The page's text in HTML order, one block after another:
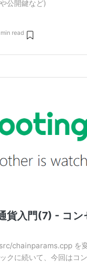
公開鍵など)
read
貨入門(7) - コ
chainparams.cpp を
クに続いて、今回はコ